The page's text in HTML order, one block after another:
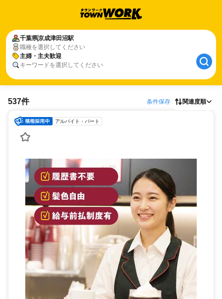
千葉県京成津田沼駅
職種を選択してください
主婦・主夫歓迎
キーワードを選択してください
537件 条件保存 関連度順
アルバイト・パート